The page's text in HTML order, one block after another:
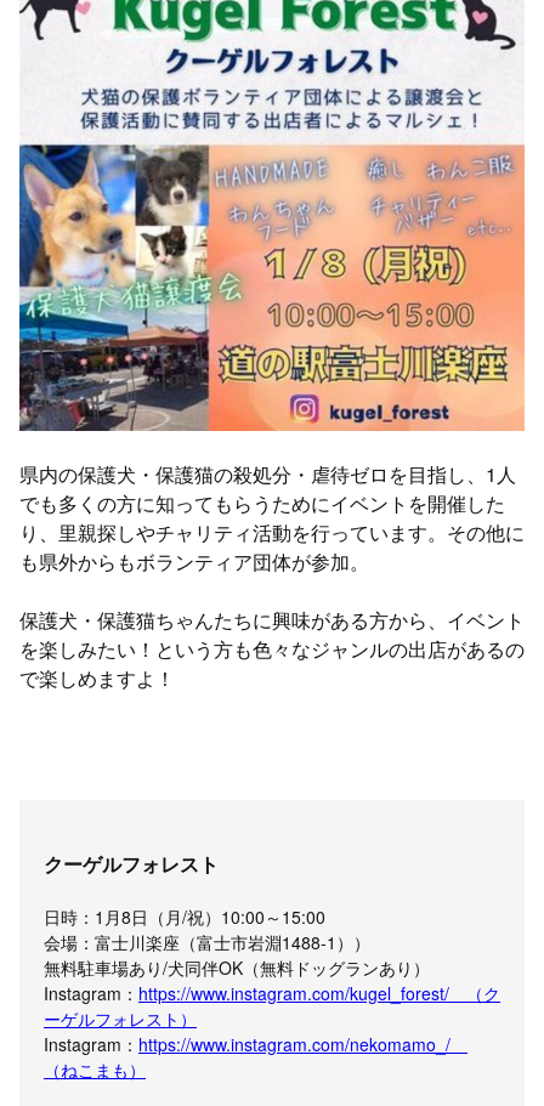
県内の保護犬・保護猫の殺処分・虐待ゼロを目指し、1人
でも多くの方に知ってもらうためにイベントを開催した
り、里親探しやチャリティ活動を行っています。その他に
も県外からもボランティア団体が参加。
保護犬・保護猫ちゃんたちに興味がある方から、イベント
を楽しみたい！という方も色々なジャンルの出店があるの
で楽しめますよ！
クーゲルフォレスト
日時：1月8日（月/祝）10:00～15:00
会場：富士川楽座（富士市岩淵1488-1））
無料駐車場あり/犬同伴OK（無料ドッグランあり）
Instagram： https://www.instagram.com/kugel_forest/ （ク
ーゲルフォレスト）
Instagram： https://www.instagram.com/nekomamo_/
（ねこまも）